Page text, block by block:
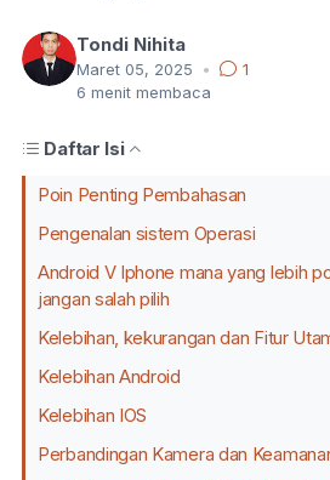
Tondi Nihita
Maret 05, 2025 •
1
6 menit membaca
Daftar Isi
Poin Penting Pembahasan
Pengenalan sistem Operasi
Android V Iphone mana yang lebih
jangan salah pilih
Kelebihan, kekurangan dan Fitur
Kelebihan Android
Kelebihan IOS
Perbandingan Kamera dan